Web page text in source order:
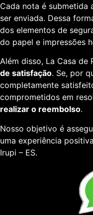
Cada nota é submetida
ser enviada. Dessa
dos elementos de
do papel e impressões
Além disso, La Casa de
de satisfação. Se, por
completamente
comprometidos em
realizar o reembolso.
Nosso objetivo é
uma experiência
Irupi – ES.